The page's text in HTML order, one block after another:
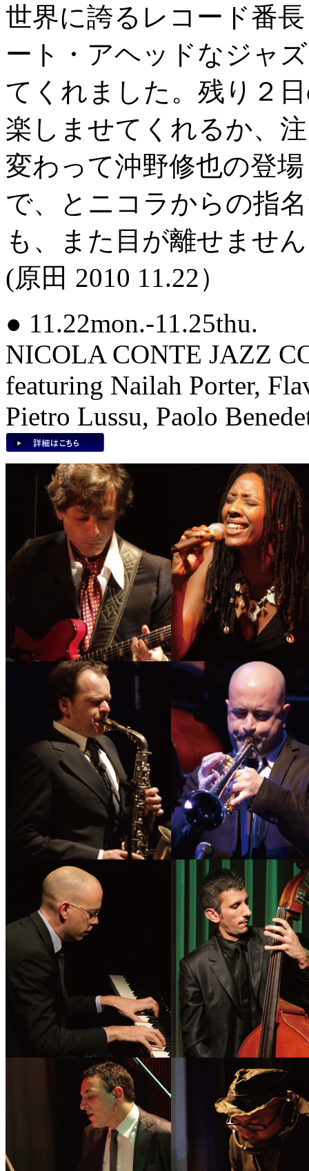
世界に誇るレコード番
ート・アヘッドなジャ
てくれました。残り２
楽しませてくれるか、
変わって沖野修也の登
で、とニコラからの指
も、また目が離せませ
(原田 2010 11.22）
● 11.22mon.-11.25thu.
NICOLA CONTE JAZZ
featuring Nailah Porter,
Pietro Lussu, Paolo